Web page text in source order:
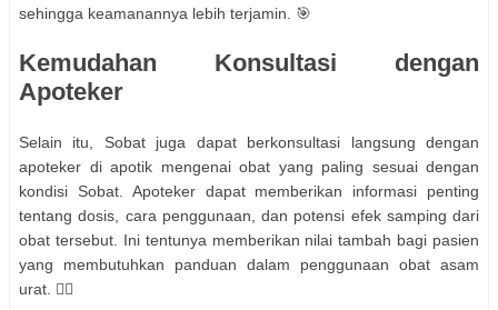
sehingga keamanannya lebih terjamin. 🎯
Kemudahan Konsultasi dengan
Apoteker
Selain itu, Sobat juga dapat berkonsultasi langsung dengan
apoteker di apotik mengenai obat yang paling sesuai dengan
kondisi Sobat. Apoteker dapat memberikan informasi penting
tentang dosis, cara penggunaan, dan potensi efek samping dari
obat tersebut. Ini tentunya memberikan nilai tambah bagi pasien
yang membutuhkan panduan dalam penggunaan obat asam
urat. 👨‍⚕️